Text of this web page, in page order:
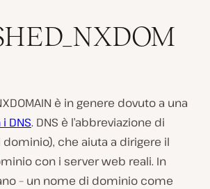
è in genere dovuto a una
DNS. DNS è l’abbreviazione di
dominio), che aiuta a dirigere il
con i server web reali. In
– un nome di dominio come